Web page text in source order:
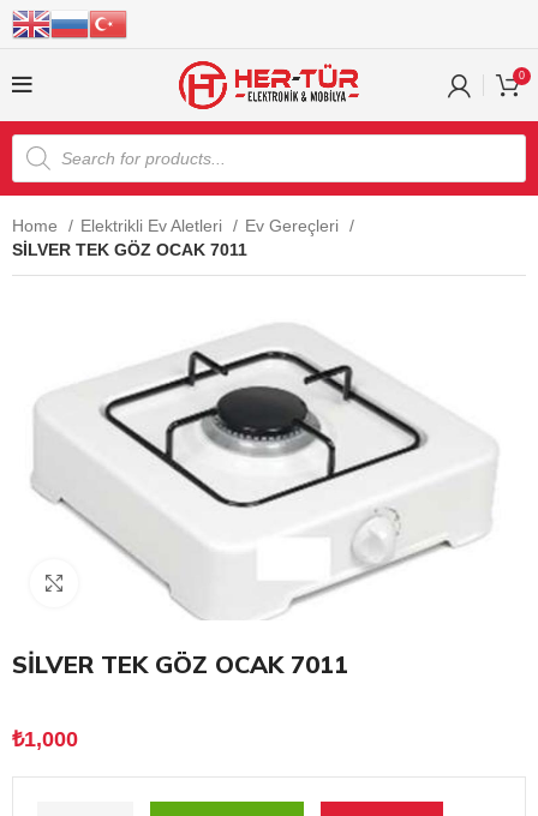
0
Home Elektrikli Ev Aletleri
Ev Gereçleri
SİLVER TEK GÖZ OCAK 7011
Click to enlarge
SİLVER TEK GÖZ OCAK 7011
₺1,000